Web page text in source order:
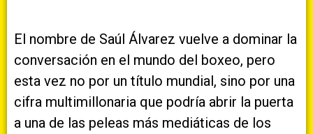
El nombre de Saúl Álvarez vuelve a dominar la
conversación en el mundo del boxeo, pero
esta vez no por un título mundial, sino por una
cifra multimillonaria que podría abrir la puerta
a una de las peleas más mediáticas de los